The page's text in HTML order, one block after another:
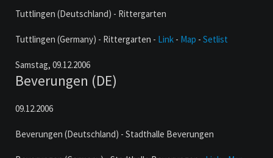
Tuttlingen (Deutschland) - Rittergarten
Tuttlingen (Germany) - Rittergarten - Link- Map - Setlist
Samstag, 09.12.2006
Beverungen (DE)
09.12.2006
Beverungen (Deutschland) - Stadthalle Beverungen